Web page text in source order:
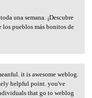
una semana. ¡Descubre
los pueblos más bonitos de
meanful
it is awesome weblog.
helpful point. you've
that go to weblog